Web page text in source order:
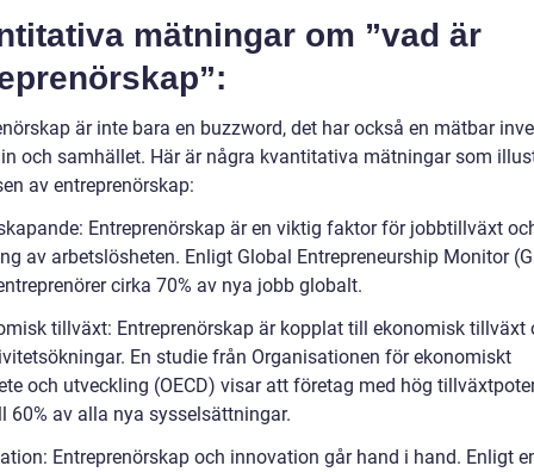
mätningar om ”vad är
är inte bara en buzzword, det har också en mätbar
och samhället. Här är några kvantitativa mätningar som
av entreprenörskap:
Entreprenörskap är en viktig faktor för jobbtillväxt
av arbetslösheten. Enligt Global Entrepreneurship Monitor
cirka 70% av nya jobb globalt.
tillväxt: Entreprenörskap är kopplat till ekonomisk tillväxt
En studie från Organisationen för ekonomiskt
och utveckling (OECD) visar att företag med hög
60% av alla nya sysselsättningar.
Entreprenörskap och innovation går hand i hand. Enligt